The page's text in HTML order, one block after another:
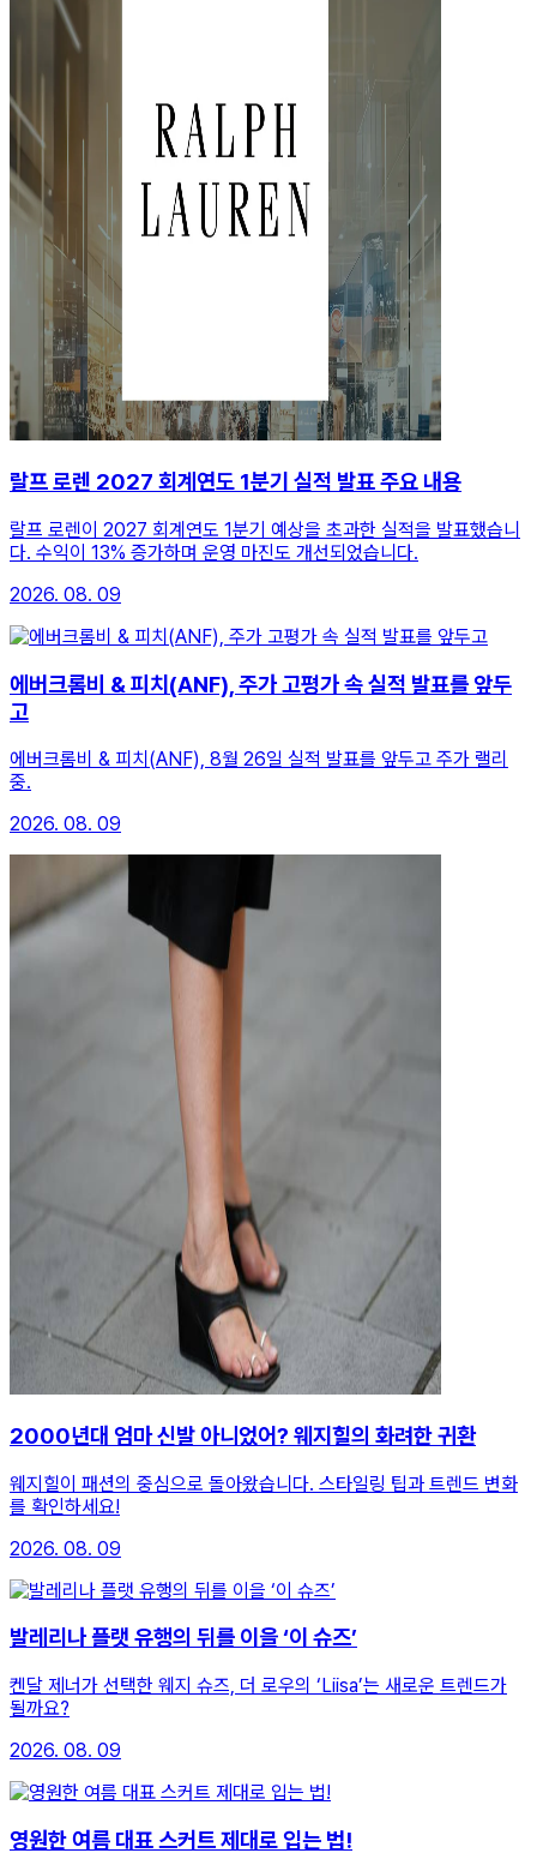
랄프 로렌 2027 회계연도 1분기 실적 발표 주요 내용
랄프 로렌이 2027 회계연도 1분기 예상을 초과한 실적을 발표했습니
다. 수익이 13% 증가하며 운영 마진도 개선되었습니다.
2026. 08. 09
에버크롬비 & 피치(ANF), 주가 고평가 속 실적 발표를 앞두
고
에버크롬비 & 피치(ANF), 8월 26일 실적 발표를 앞두고 주가 랠리
중.
2026. 08. 09
2000년대 엄마 신발 아니었어? 웨지힐의 화려한 귀환
웨지힐이 패션의 중심으로 돌아왔습니다. 스타일링 팁과 트렌드 변화
를 확인하세요!
2026. 08. 09
발레리나 플랫 유행의 뒤를 이을 ‘이 슈즈’
켄달 제너가 선택한 웨지 슈즈, 더 로우의 ‘Liisa’는 새로운 트렌드가
될까요?
2026. 08. 09
영원한 여름 대표 스커트 제대로 입는 법!